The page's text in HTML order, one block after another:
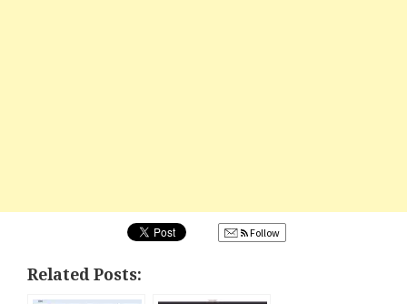
Follow
Related Posts: